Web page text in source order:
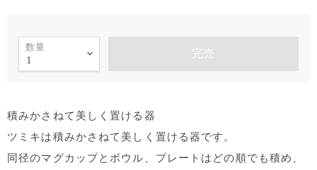
数量 完売
積みかさねて美しく置ける器
ツミキは積みかさねて美しく置ける器です。
同径のマグカップとボウル、プレートはどの順でも積め、